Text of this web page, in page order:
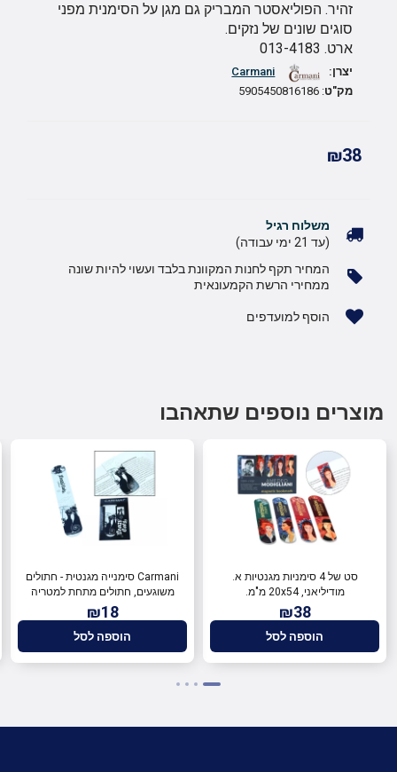
זהיר. הפוליאסטר המבריק גם מגן על הסימנית מפני
סוגים שונים של נזקים.
ארט. 013-4183
יצרן:
Carmani
מק"ט: 5905450816186
₪38
משלוח רגיל
(עד 21 ימי עבודה)
המחיר תקף לחנות המקוונת בלבד ועשוי להיות שונה
ממחירי הרשת הקמעונאית
הוסף למועדפים
מוצרים נוספים שתאהבו
סט של 4 סימניות מגנטיות א.
מודיליאני, 20x54 מ"מ.
₪38
הוספה לסל
Carmani סימנייה מגנטית - חתולים
משוגעים, חתולים מתחת למטריה
₪18
הוספה לסל